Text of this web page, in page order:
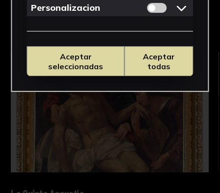
OBRAS RELACIONADAS
Personalizacion Permitir cookies
Aceptar
seleccionadas
Aceptar
todas